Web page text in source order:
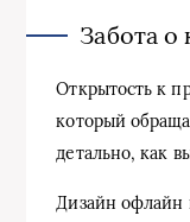
Забота о
Открытость к
который
детально, как
Дизайн офлайн